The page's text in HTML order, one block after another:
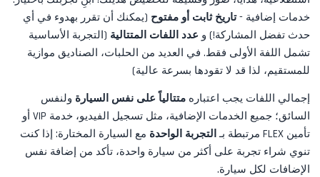
خدمات إضافية -تاريخ ثابت أو مفتوح (يمكنك أن تقرر بهدوء في أي
حدث تفضل المشاركة!) و عدد اللفات المتتالية (التجربة الأساسية
تشمل اللفة الأولى فقط. في العديد من الحلبات، الصناديق موازية
للمستقيم، لذا قد لا تقودها بسرعة عالية)
إجمالي اللفات يجب اعتباره متتالياً على نفس السيارة ولنفس
السائق؛ جميع الخدمات الإضافية، مثل
تسجيل الفيديو، خدمة VIP أو
تأمين FLEX
مرتبطة بـالتجربة الواحدة مع السيارة المختارة: إذا كنت
تنوي شراء تجربة على أكثر من سيارة واحدة، تأكد من إضافة نفس
الإضافات لكل سيارة.